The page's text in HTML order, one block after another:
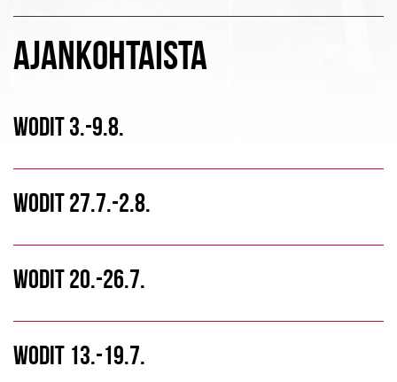
AJANKOHTAISTA
WODIT 3.-9.8.
WODIT 27.7.-2.8.
WODIT 20.-26.7.
WODIT 13.-19.7.